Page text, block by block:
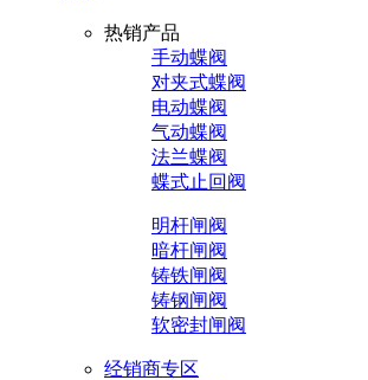
热销产品
手动蝶阀
对夹式蝶阀
电动蝶阀
气动蝶阀
法兰蝶阀
蝶式止回阀
明杆闸阀
暗杆闸阀
铸铁闸阀
铸钢闸阀
软密封闸阀
经销商专区